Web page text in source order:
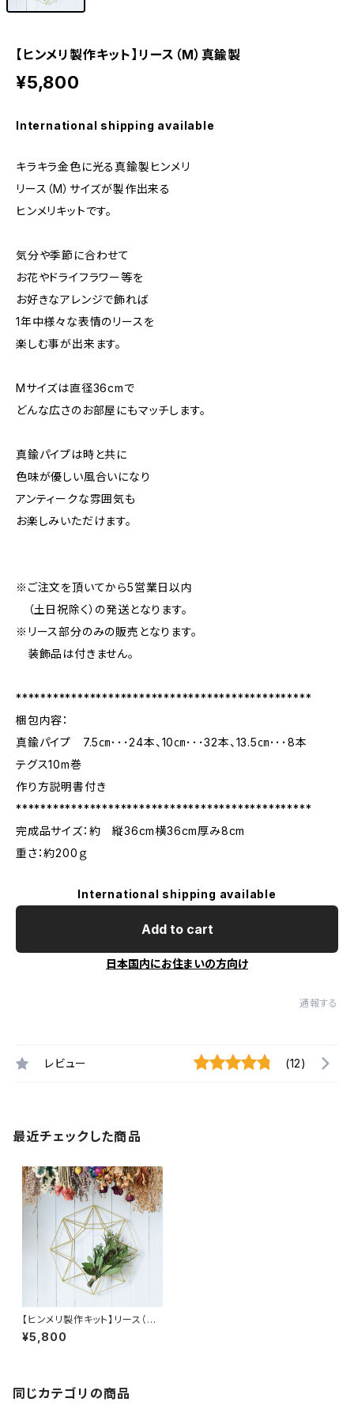
【ヒンメリ製作キット】リース（M）真鍮製
¥5,800
International shipping available
キラキラ金色に光る真鍮製ヒンメリ
リース（M）サイズが製作出来る
ヒンメリキットです。
気分や季節に合わせて
お花やドライフラワー等を
お好きなアレンジで飾れば
1年中様々な表情のリースを
楽しむ事が出来ます。
Mサイズは直径36cmで
どんな広さのお部屋にもマッチします。
真鍮パイプは時と共に
色味が優しい風合いになり
アンティークな雰囲気も
お楽しみいただけます。
※ご注文を頂いてから5営業日以内
（土日祝除く）の発送となります。
※リース部分のみの販売となります。
装飾品は付きません。
************************************************
梱包内容：
真鍮パイプ 7.5㎝･･･24本、10㎝･･･32本、13.5㎝･･･8本
テグス10m巻
作り方説明書付き
************************************************
完成品サイズ：約 縦36cm横36cm厚み8cm
重さ：約200ｇ
International shipping available
Add to cart
日本国内にお住まいの方向け
通報する
レビュー (12)
最近チェックした商品
【ヒンメリ製作キット】リース（M）
真鍮製
¥5,800
同じカテゴリの商品